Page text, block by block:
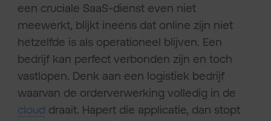
een cruciale SaaS-dienst even niet
meewerkt, blijkt ineens dat online zijn niet
hetzelfde is als operationeel blijven. Een
bedrijf kan perfect verbonden zijn en toch
vastlopen. Denk aan een logistiek bedrijf
waarvan de orderverwerking volledig in de
cloud draait. Hapert die applicatie, dan stopt